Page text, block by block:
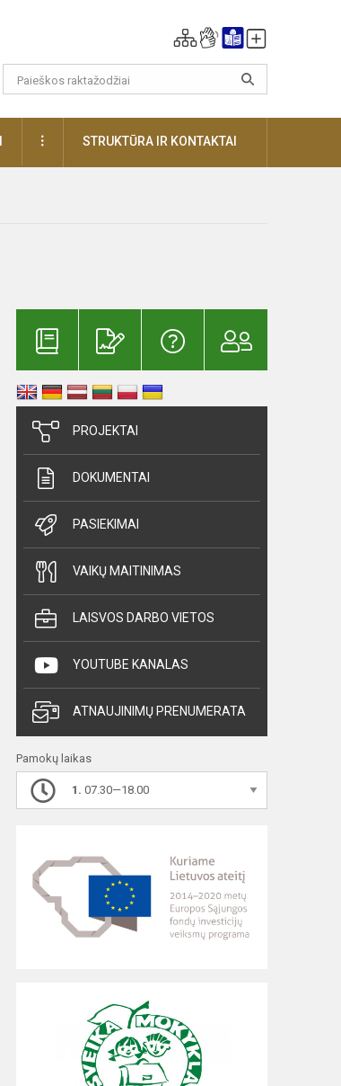
DAUGIAUSTRUKTŪRA IR KONTAKTAI
PROJEKTAI
DOKUMENTAI
PASIEKIMAI
VAIKŲ MAITINIMAS
LAISVOS DARBO VIETOS
YOUTUBE KANALAS
ATNAUJINIMŲ PRENUMERATA
Pamokų laikas
1. 07.30—18.00